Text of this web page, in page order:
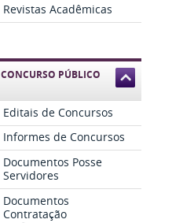
Revistas Acadêmicas
CONCURSO PÚBLICO
Editais de Concursos
Informes de Concursos
Documentos Posse
Servidores
Documentos
Contratação